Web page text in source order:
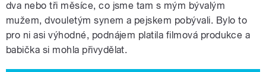
dva nebo tři měsíce, co jsme tam s mým bývalým
mužem, dvouletým synem a pejskem pobývali. Bylo to
pro ni asi výhodné, podnájem platila filmová produkce a
babička si mohla přivydělat.